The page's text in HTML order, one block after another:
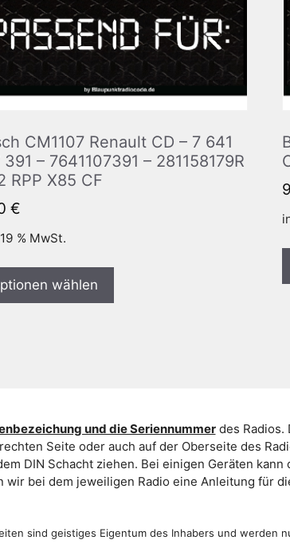
CM1107 Renault CD – 7 641
391 – 7641107391 – 281158179R
RPP X85 CF
€
% MwSt.
wählen
und die Seriennummerdes Radios.
Seite oder auch auf der Oberseite des
DIN Schacht ziehen. Bei einigen Geräten
bei dem jeweiligen Radio eine Anleitung für
sind geistiges Eigentum des Inhabers und werden